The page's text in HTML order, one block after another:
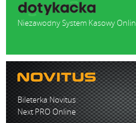
Niezawodny System Kasowy
Bileterka Novitus
Next PRO Online